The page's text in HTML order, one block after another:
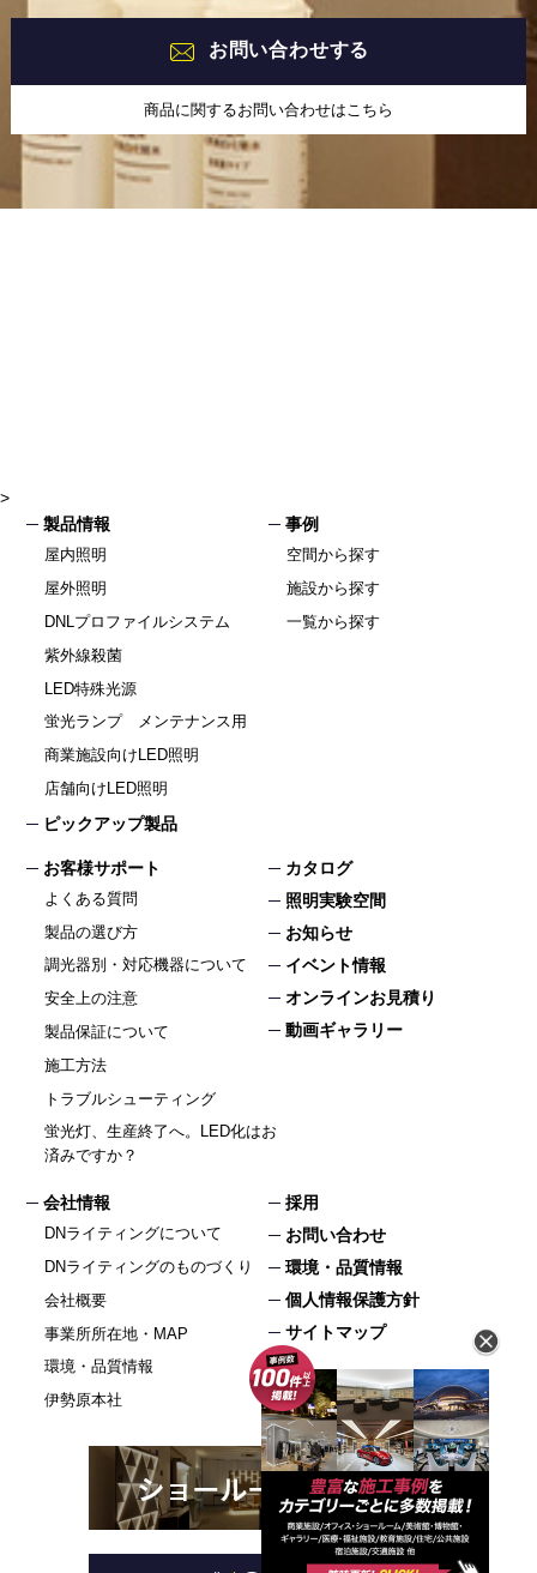
お問い合わせする
商品に関するお問い合わせはこちら
>
製品情報
屋内照明
屋外照明
DNLプロファイルシステム
紫外線殺菌
LED特殊光源
蛍光ランプ メンテナンス用
商業施設向けLED照明
店舗向けLED照明
ピックアップ製品
事例
空間から探す
施設から探す
一覧から探す
お客様サポート
よくある質問
製品の選び方
調光器別・対応機器について
安全上の注意
製品保証について
施工方法
トラブルシューティング
蛍光灯、生産終了へ。LED化はお
済みですか？
カタログ
照明実験空間
お知らせ
イベント情報
オンラインお見積り
動画ギャラリー
会社情報
DNライティングについて
DNライティングのものづくり
会社概要
事業所所在地・MAP
環境・品質情報
伊勢原本社
採用
お問い合わせ
環境・品質情報
個人情報保護方針
サイトマップ